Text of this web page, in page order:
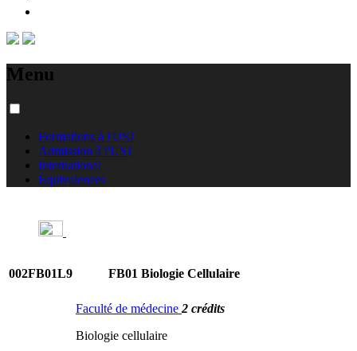
Menu
Formations à l'USJ
Admission à l'USJ
International
Équivalences
002FB01L9 FB01 Biologie Cellulaire
Faculté de médecine 2 crédits
Biologie cellulaire